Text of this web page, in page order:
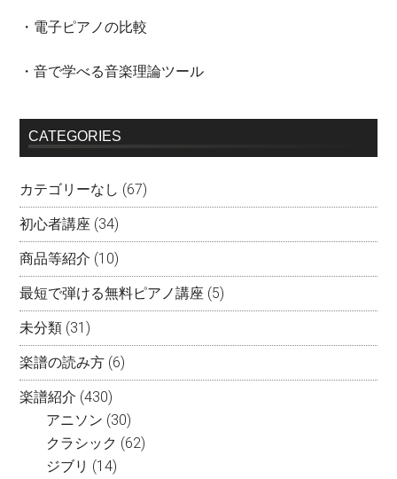
・電子ピアノの比較
・音で学べる音楽理論ツール
CATEGORIES
カテゴリーなし (67)
初心者講座 (34)
商品等紹介 (10)
最短で弾ける無料ピアノ講座 (5)
未分類 (31)
楽譜の読み方 (6)
楽譜紹介 (430)
アニソン (30)
クラシック (62)
ジブリ (14)